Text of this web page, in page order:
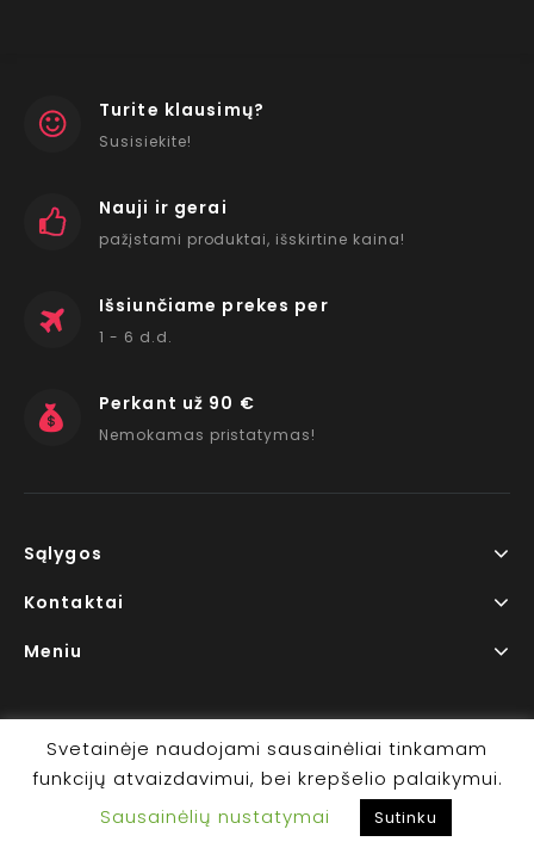
Turite klausimų?
Susisiekite!
Nauji ir gerai
pažįstami produktai, išskirtine kaina!
Išsiunčiame prekes per
1 - 6 d.d.
Perkant už 90 €
Nemokamas pristatymas!
Sąlygos
Kontaktai
Meniu
Copyright © 2026 www.RedLips.lt Prekių išsiuntimas 1-6
d.d.
Svetainėje naudojami sausainėliai tinkamam
funkcijų atvaizdavimui, bei krepšelio palaikymui.
Sausainėlių nustatymai
Sutinku